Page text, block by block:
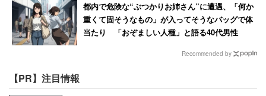
都内で危険な“ぶつかりお姉さん”に遭遇、「何か
重くて固そうなもの」が入ってそうなバッグで体
当たり 「おぞましい人種」と語る40代男性
Recommended by
【PR】注目情報